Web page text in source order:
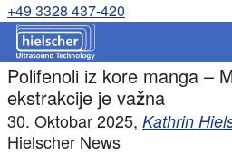
+49 3328 437-420
Polifenoli iz kore manga –
ekstrakcije je važna
30. Oktobar 2025, Kathrin
Hielscher News